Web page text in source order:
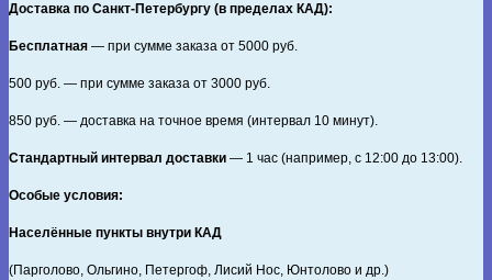
Доставка по Санкт‑Петербургу (в пределах КАД):
Бесплатная — при сумме заказа от 5000 руб.
500 руб. — при сумме заказа от 3000 руб.
850 руб. — доставка на точное время (интервал 10 минут).
Стандартный интервал доставки — 1 час (например, с 12:00 до 13:00).
Особые условия:
Населённые пункты внутри КАД
(Парголово, Ольгино, Петергоф, Лисий Нос, Юнтолово и др.)